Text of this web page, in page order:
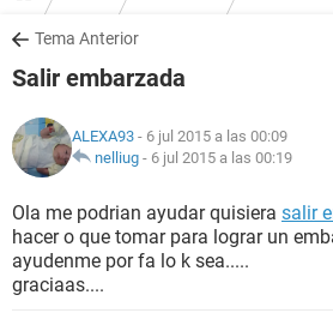
SALUD
NUTRICIÓN
BIENESTAR
SEXUALIDAD
Tema Anterior
Salir embarzada
ALEXA93 - 6 jul 2015 a las 00:09
nelliug - 6 jul 2015 a las 00:19
Ola me podrian ayudar quisiera salir
hacer o que tomar para lograr un
ayudenme por fa lo k sea.....
graciaas....